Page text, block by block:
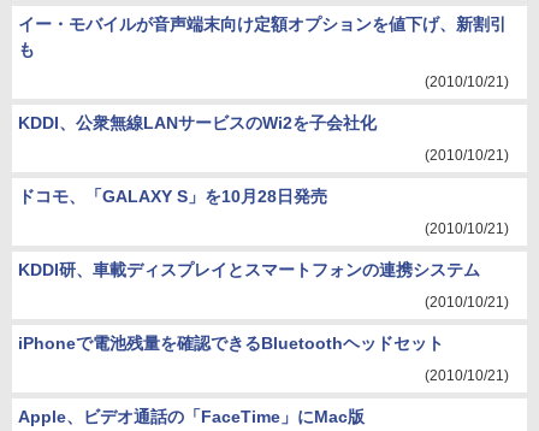
イー・モバイルが音声端末向け定額オプションを値下げ、新割引
も
(2010/10/21)
KDDI、公衆無線LANサービスのWi2を子会社化
(2010/10/21)
ドコモ、「GALAXY S」を10月28日発売
(2010/10/21)
KDDI研、車載ディスプレイとスマートフォンの連携システム
(2010/10/21)
iPhoneで電池残量を確認できるBluetoothヘッドセット
(2010/10/21)
Apple、ビデオ通話の「FaceTime」にMac版